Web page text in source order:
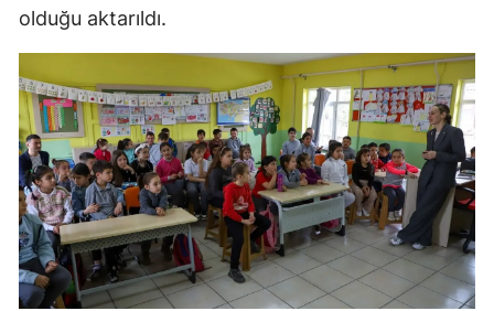
olduğu aktarıldı.